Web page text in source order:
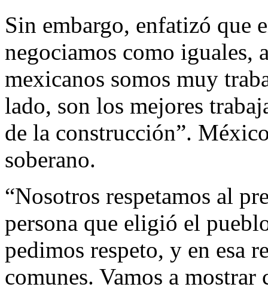
Sin embargo, enfatizó que
negociamos como iguales,
mexicanos somos muy
lado, son los mejores
de la construcción”.
soberano.
“Nosotros respetamos al
persona que eligió el
pedimos respeto, y en esa
comunes. Vamos a